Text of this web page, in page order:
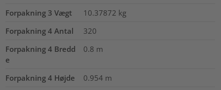
Forpakning 3 Vægt 10.37872 kg
Forpakning 4 Antal
320
Forpakning 4 Bredd
e
0.8 m
Forpakning 4 Højde 0.954 m